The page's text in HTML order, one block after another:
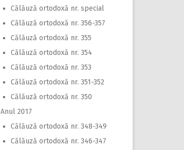
Călăuză ortodoxă nr. special
Călăuză ortodoxă nr. 356-357
Călăuză ortodoxă nr. 355
Călăuză ortodoxă nr. 354
Călăuză ortodoxă nr. 353
Călăuză ortodoxă nr. 351-352
Călăuză ortodoxă nr. 350
Anul 2017
Călăuză ortodoxă nr. 348-349
Călăuză ortodoxă nr. 346-347